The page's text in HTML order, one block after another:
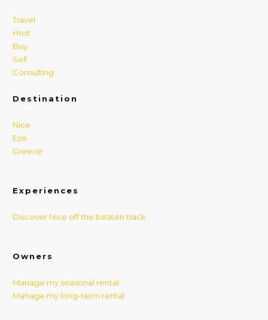
Travel
Host
Buy
Sell
Consulting
Destination
Nice
Eze
Greece
Experiences
Discover Nice off the beaten track
Owners
Manage my seasonal rental
Manage my long-term rental